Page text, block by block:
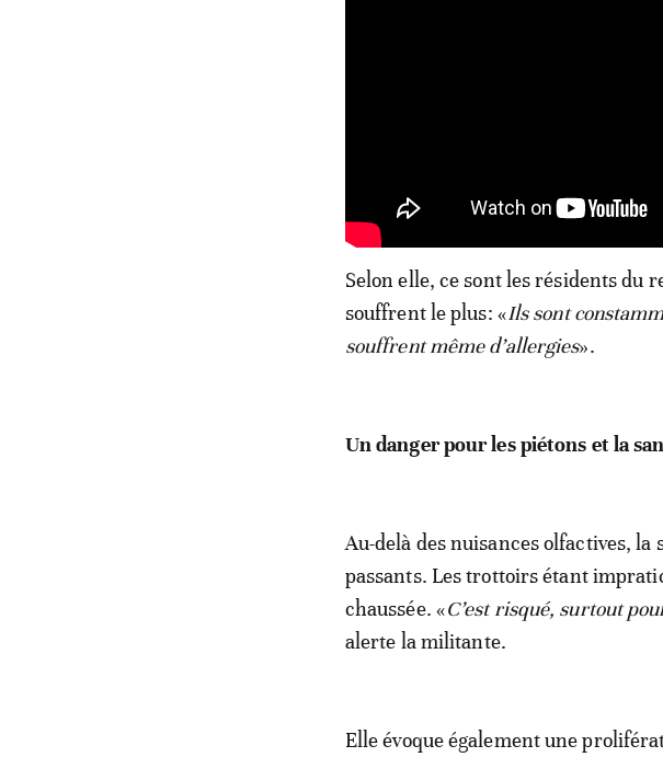
Selon elle, ce sont les résidents du
souffrent le plus: «Ils sont
souffrent même d’allergies».
Un danger pour les piétons et la
Au-delà des nuisances olfactives,
passants. Les trottoirs étant
chaussée. «C’est risqué, surtout
alerte la militante.
Elle évoque également une